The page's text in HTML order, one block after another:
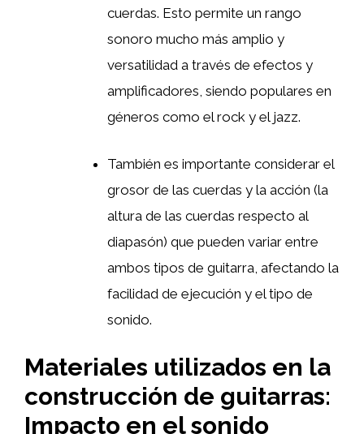
cuerdas. Esto permite un rango
sonoro mucho más amplio y
versatilidad a través de efectos y
amplificadores, siendo populares en
géneros como el rock y el jazz.
También es importante considerar el
grosor de las cuerdas y la acción (la
altura de las cuerdas respecto al
diapasón) que pueden variar entre
ambos tipos de guitarra, afectando la
facilidad de ejecución y el tipo de
sonido.
Materiales utilizados en la
construcción de guitarras:
Impacto en el sonido